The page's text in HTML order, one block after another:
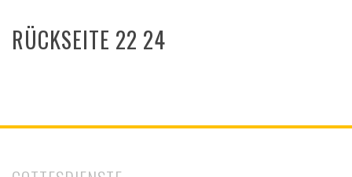
RÜCKSEITE 22 24